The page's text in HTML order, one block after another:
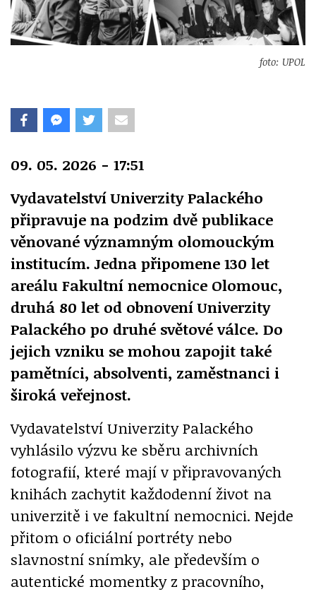
foto: UPOL
09. 05. 2026 - 17:51
Vydavatelství Univerzity Palackého
připravuje na podzim dvě publikace
věnované významným olomouckým
institucím. Jedna připomene 130 let
areálu Fakultní nemocnice Olomouc,
druhá 80 let od obnovení Univerzity
Palackého po druhé světové válce. Do
jejich vzniku se mohou zapojit také
pamětníci, absolventi, zaměstnanci i
široká veřejnost.
Vydavatelství Univerzity Palackého
vyhlásilo výzvu ke sběru archivních
fotografií, které mají v připravovaných
knihách zachytit každodenní život na
univerzitě i ve fakultní nemocnici. Nejde
přitom o oficiální portréty nebo
slavnostní snímky, ale především o
autentické momentky z pracovního,